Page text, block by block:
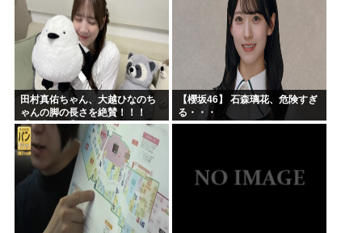
田村真佑ちゃん、大越ひなのち
ゃんの脚の長さを絶賛！！！
【乃木坂46】
【櫻坂46】 石森璃花、危険すぎ
る・・・